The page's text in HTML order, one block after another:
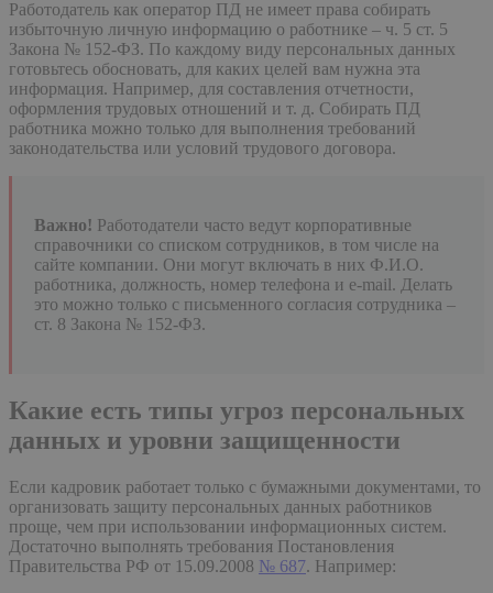
Работодатель как оператор ПД не имеет права собирать
избыточную личную информацию о работнике – ч. 5 ст. 5
Закона № 152-ФЗ. По каждому виду персональных данных
готовьтесь обосновать, для каких целей вам нужна эта
информация. Например, для составления отчетности,
оформления трудовых отношений и т. д. Собирать ПД
работника можно только для выполнения требований
законодательства или условий трудового договора.
Важно! Работодатели часто ведут корпоративные
справочники со списком сотрудников, в том числе на
сайте компании. Они могут включать в них Ф.И.О.
работника, должность, номер телефона и e-mail. Делать
это можно только с письменного согласия сотрудника –
ст. 8 Закона № 152-ФЗ.
Какие есть типы угроз персональных
данных и уровни защищенности
Если кадровик работает только с бумажными документами, то
организовать защиту персональных данных работников
проще, чем при использовании информационных систем.
Достаточно выполнять требования Постановления
Правительства РФ от 15.09.2008 № 687. Например: